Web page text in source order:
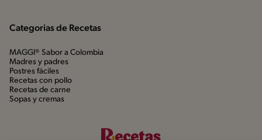
Categorias de Recetas
MAGGI® Sabor a Colombia
Madres y padres
Postres fáciles
Recetas con pollo
Recetas de carne
Sopas y cremas